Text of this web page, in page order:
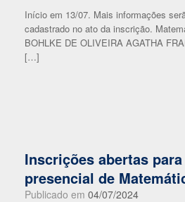
Início em 13/07. Mais informações
cadastrado no ato da inscrição.
BOHLKE DE OLIVEIRA AGATHA
[…]
Inscrições abertas
presencial de
Publicado em 04/07/2024